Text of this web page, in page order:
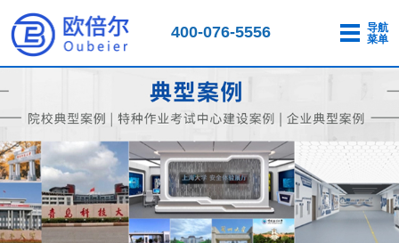
400-076-5556
导航
菜单